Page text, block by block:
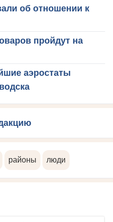
об отношении к
пройдут на
аэростаты
районы люди